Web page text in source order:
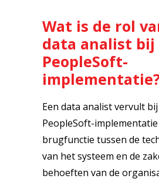
Wat is de rol
data analist bij
PeopleSoft-
Een data analist vervult
PeopleSoft-implementatie
brugfunctie tussen de
van het systeem en de
behoeften van de